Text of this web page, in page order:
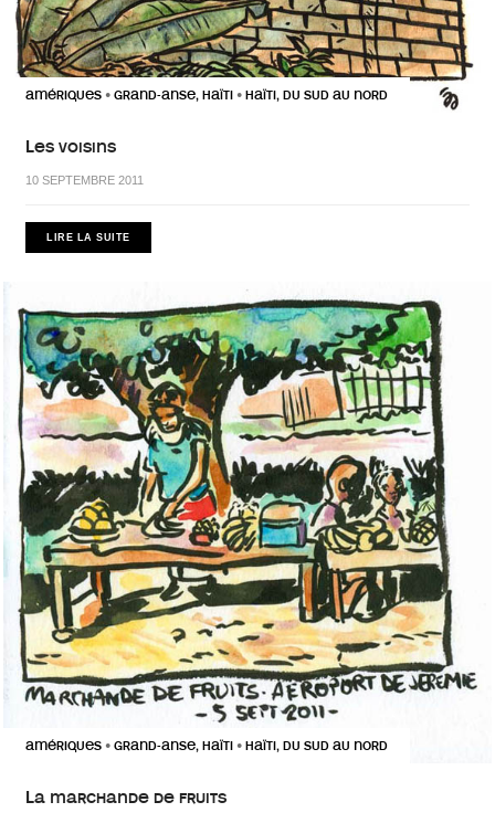
AMÉRIQUES • GRAND-ANSE, HAÏTI • HAÏTI, DU SUD AU NORD
Les voisins
10 SEPTEMBRE 2011
LIRE LA SUITE
AMÉRIQUES • GRAND-ANSE, HAÏTI • HAÏTI, DU SUD AU NORD
La marchande de fruits